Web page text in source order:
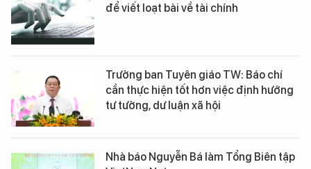
để viết loạt bài về tài chính
Trưởng ban Tuyên giáo TW: Báo chí
cần thực hiện tốt hơn việc định hướng
tư tưởng, dư luận xã hội
Nhà báo Nguyễn Bá làm Tổng Biên tập